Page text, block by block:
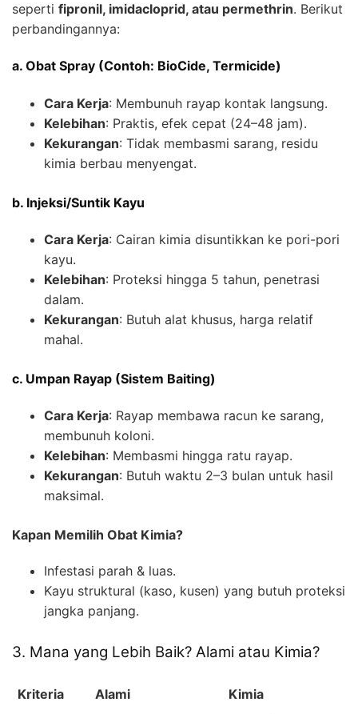
seperti fipronil, imidacloprid, atau permethrin. Berikut
perbandingannya:
a. Obat Spray (Contoh: BioCide, Termicide)
Cara Kerja: Membunuh rayap kontak langsung.
Kelebihan: Praktis, efek cepat (24–48 jam).
Kekurangan: Tidak membasmi sarang, residu
kimia berbau menyengat.
b. Injeksi/Suntik Kayu
Cara Kerja: Cairan kimia disuntikkan ke pori-pori
kayu.
Kelebihan: Proteksi hingga 5 tahun, penetrasi
dalam.
Kekurangan: Butuh alat khusus, harga relatif
mahal.
c. Umpan Rayap (Sistem Baiting)
Cara Kerja: Rayap membawa racun ke sarang,
membunuh koloni.
Kelebihan: Membasmi hingga ratu rayap.
Kekurangan: Butuh waktu 2–3 bulan untuk hasil
maksimal.
Kapan Memilih Obat Kimia?
Infestasi parah & luas.
Kayu struktural (kaso, kusen) yang butuh proteksi
jangka panjang.
3. Mana yang Lebih Baik? Alami atau Kimia?
Kriteria Alami
Kimia